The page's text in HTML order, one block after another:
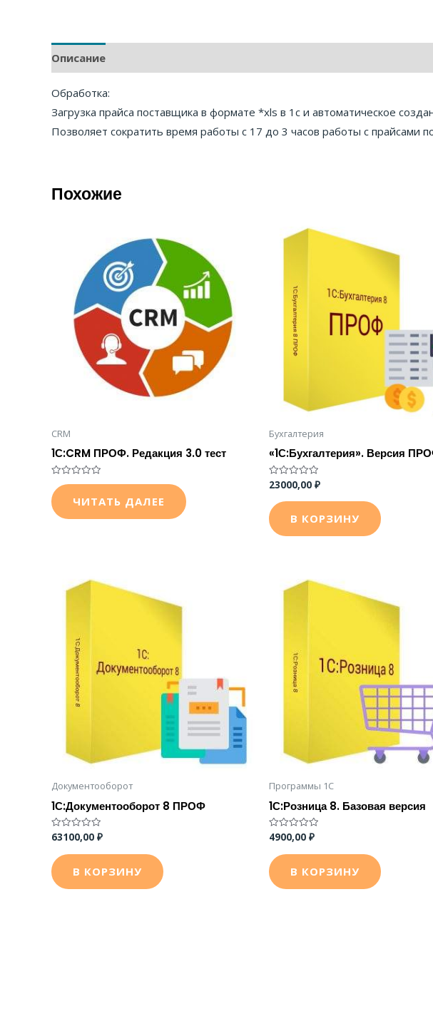
Описание
Обработка:
Загрузка прайса поставщика в формате *xls в 1с и автоматическое
Позволяет сократить время работы с 17 до 3 часов работы с прайсами
Похожие
CRM
1С:CRM ПРОФ. Редакция 3.0 тест
Оценка
0
из
5
ЧИТАТЬ ДАЛЕЕ
Бухгалтерия
«1С:Бухгалтерия». Версия
Оценка
0
5
23000,00 ₽
В КОРЗИНУ
Документооборот
1С:Документооборот 8 ПРОФ
Оценка
5
63100,00 ₽
В КОРЗИНУ
Программы 1С
1С:Розница 8. Базовая версия
Оценка
5
4900,00 ₽
В КОРЗИНУ